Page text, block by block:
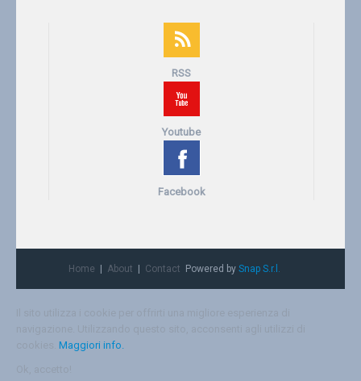
RSS
Youtube
Facebook
Home About Contact Powered by Snap S.r.l.
Maggiori info.